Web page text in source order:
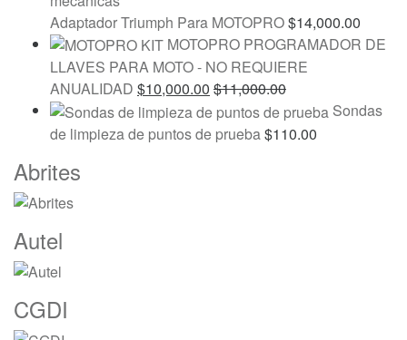
Adaptador Triumph Para MOTOPRO$14,000.00
MOTOPRO PROGRAMADOR DE
LLAVES PARA MOTO - NO REQUIERE
ANUALIDAD $10,000.00 $11,000.00
Sondas
de limpieza de puntos de prueba$110.00
Marcas
De
Carrusel
Abrites
Autel
CGDI